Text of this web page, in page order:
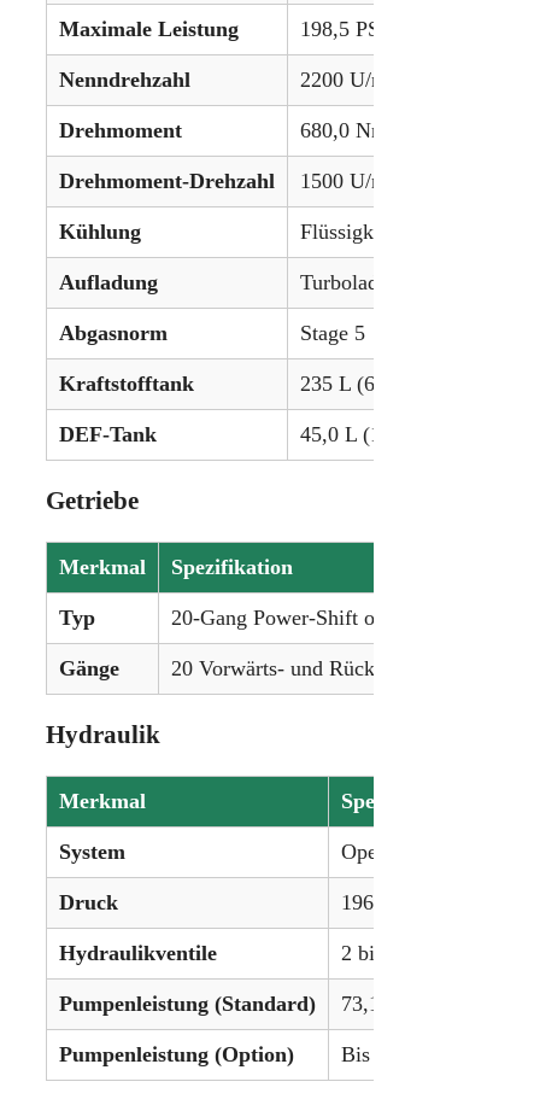
Maximale Leistung 198,5 PS (148,0 kW)
Nenndrehzahl 2200 U/min
Drehmoment 680,0 Nm
Drehmoment-Drehzahl 1500 U/min
Kühlung Flüssigkeitsgekühlt
Aufladung Turbolader mit
Abgasnorm Stage 5
Kraftstofftank 235 L (62,1 Gallonen)
DEF-Tank 45,0 L (11,9 Gallonen)
Getriebe
Merkmal Spezifikation
Typ 20-Gang Power-Shift oder stufenloses
Gänge 20 Vorwärts- und Rückwärtsgänge oder
Hydraulik
Merkmal Spezifikation
System Open Center /
Druck 196 bar (2843 psi)
Hydraulikventile 2 bis 5 hinten
Pumpenleistung (Standard) 73,1 l/min
Pumpenleistung (Option) Bis zu 199,8 l/min